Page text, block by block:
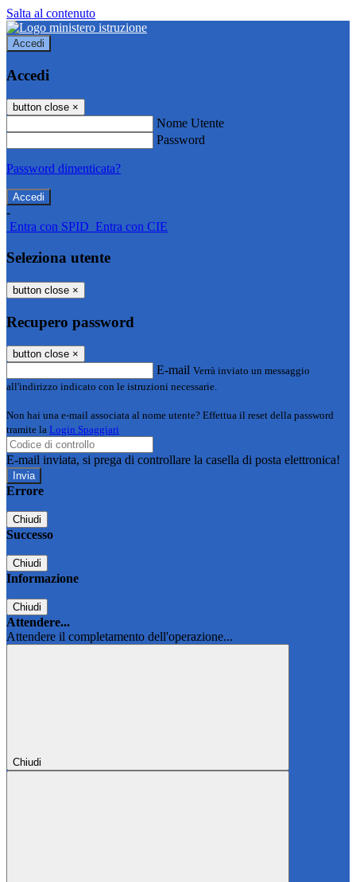
Salta al contenuto
Accedi
Accedi
button close ×
Nome Utente
Password
Password dimenticata?
-
Entra con SPID Entra con CIE
Seleziona utente
button close ×
Recupero password
button close ×
E-mail Verrà inviato un messaggio
all'indirizzo indicato con le istruzioni necessarie.
Non hai una e-mail associata al nome utente? Effettua il reset della password
tramite la Login Spaggiari
E-mail inviata, si prega di controllare la casella di posta elettronica!
Errore
Chiudi
Successo
Chiudi
Informazione
Chiudi
Attendere...
Attendere il completamento dell'operazione...
Chiudi